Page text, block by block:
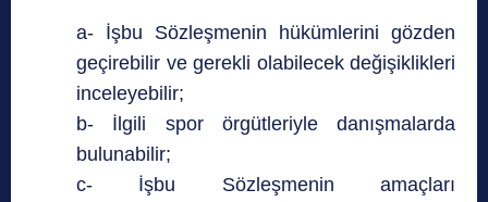
a- İşbu Sözleşmenin hükümlerini gözden
geçirebilir ve gerekli olabilecek değişiklikleri
inceleyebilir;
b- İlgili spor örgütleriyle danışmalarda
bulunabilir;
c- İşbu Sözleşmenin amaçları